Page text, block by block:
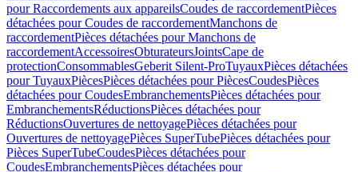
pour Raccordements aux appareilsCoudes de raccordementPièces
détachées pour Coudes de raccordementManchons de
raccordementPièces détachées pour Manchons de
raccordementAccessoiresObturateursJointsCape de
protectionConsommablesGeberit Silent-ProTuyauxPièces détachées
pour TuyauxPiècesPièces détachées pour PiècesCoudesPièces
détachées pour CoudesEmbranchementsPièces détachées pour
EmbranchementsRéductionsPièces détachées pour
RéductionsOuvertures de nettoyagePièces détachées pour
Ouvertures de nettoyagePièces SuperTubePièces détachées pour
Pièces SuperTubeCoudesPièces détachées pour
CoudesEmbranchementsPièces détachées pour